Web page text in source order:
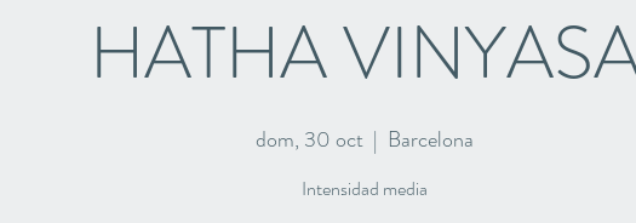
HATHA
dom, 30 oct
  |
Barcelona
Intensidad media